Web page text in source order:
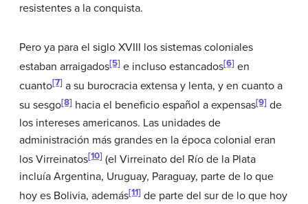
resistentes a la conquista.
Pero ya para el siglo XVIII los sistemas coloniales
estaban arraigados[5] e incluso estancados[6] en
cuanto[7] a su burocracia extensa y lenta, y en cuanto a
su sesgo[8] hacia el beneficio español a expensas[9] de
los intereses americanos. Las unidades de
administración más grandes en la época colonial eran
los Virreinatos[10] (el Virreinato del Río de la Plata
incluía Argentina, Uruguay, Paraguay, parte de lo que
hoy es Bolivia, además[11] de parte del sur de lo que hoy